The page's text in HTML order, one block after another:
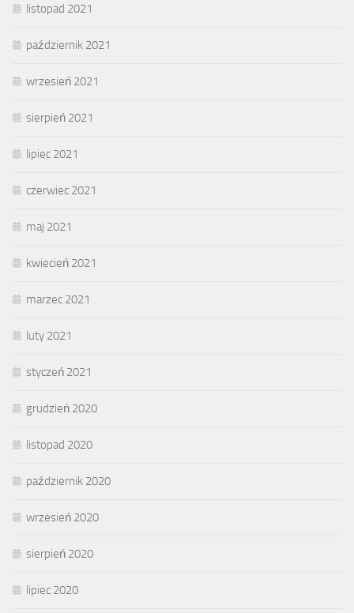
listopad 2021
październik 2021
wrzesień 2021
sierpień 2021
lipiec 2021
czerwiec 2021
maj 2021
kwiecień 2021
marzec 2021
luty 2021
styczeń 2021
grudzień 2020
listopad 2020
październik 2020
wrzesień 2020
sierpień 2020
lipiec 2020